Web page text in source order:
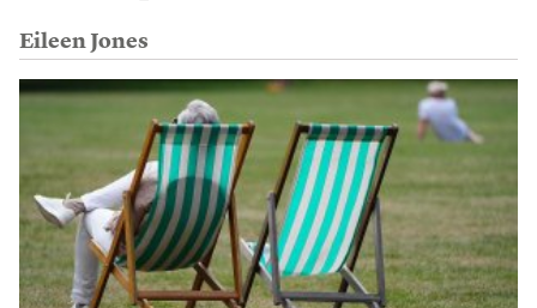
Eileen Jones